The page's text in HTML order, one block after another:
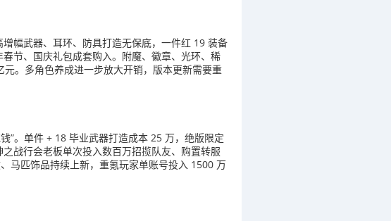
幅武器、耳环、防具打造无保底，一件红 19 装备
节、国庆礼包成套购入。附魔、徽章、光环、稀
。多角色养成进一步放大开销，版本更新需要重
”。单件 + 18 毕业武器打造成本 25 万，绝版限定
战行会老板单次投入数百万招揽队友、购置转服
马匹饰品持续上新，重氪玩家单账号投入 1500 万